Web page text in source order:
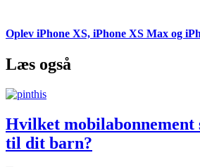
Oplev iPhone XS, iPhone XS Max og
Læs også
Hvilket mobilabonnement
til dit barn?